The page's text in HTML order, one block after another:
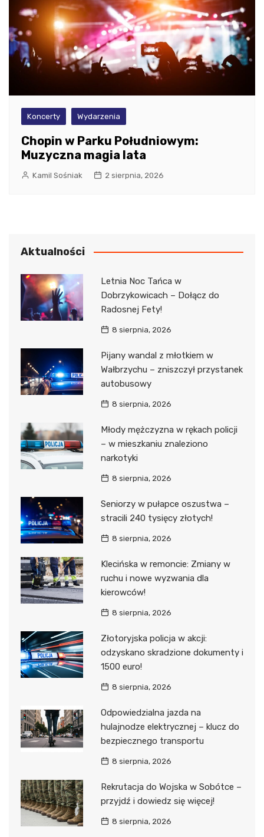
Koncerty Wydarzenia
Chopin w Parku Południowym:
Muzyczna magia lata
Kamil Sośniak 2 sierpnia, 2026
Aktualności
Letnia Noc Tańca w
Dobrzykowicach – Dołącz do
Radosnej Fety!
8 sierpnia, 2026
Pijany wandal z młotkiem w
Wałbrzychu – zniszczył przystanek
autobusowy
8 sierpnia, 2026
Młody mężczyzna w rękach policji
– w mieszkaniu znaleziono
narkotyki
8 sierpnia, 2026
Seniorzy w pułapce oszustwa –
stracili 240 tysięcy złotych!
8 sierpnia, 2026
Klecińska w remoncie: Zmiany w
ruchu i nowe wyzwania dla
kierowców!
8 sierpnia, 2026
Złotoryjska policja w akcji:
odzyskano skradzione dokumenty i
1500 euro!
8 sierpnia, 2026
Odpowiedzialna jazda na
hulajnodze elektrycznej – klucz do
bezpiecznego transportu
8 sierpnia, 2026
Rekrutacja do Wojska w Sobótce –
przyjdź i dowiedz się więcej!
8 sierpnia, 2026